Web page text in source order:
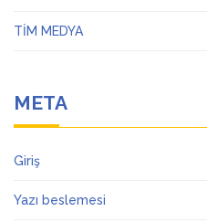
TİM MEDYA
META
Giriş
Yazı beslemesi